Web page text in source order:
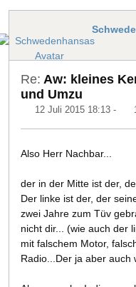
Re: Aw: kleines
und Umzu
12 Juli 2015 18:13 -
Also Herr Nachbar...
der in der Mitte ist der,
Der linke ist der, der
zwei Jahre zum Tüv
nicht dir... (wie auch der
mit falschem Motor,
Radio...Der ja aber auch